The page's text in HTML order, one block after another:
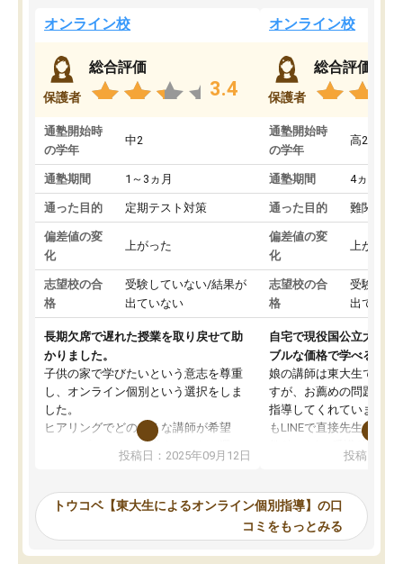
オンライン校
保護者
総合評価
3.4
通塾開始時
の学年
中2
通塾期間 1～3ヵ月
通った目的 定期テスト対策
偏差値の変
化
上がった
志望校の合
格
受験していない/結果が
出ていない
長期欠席で遅れた授業を取り戻せて助
かりました。
子供の家で学びたいという意志を尊重
し、オンライン個別という選択をしま
した。
ヒアリングでどのような講師が希望
か、オプションは付帯するかなど選ぶ
事が出来ました。
ーティングを行い、その講師で良いか
見てから講師を決定する事ができま
す。
投稿日：2025年09月12日
オンライン校
保護者
総合評価
通塾開始時
の学年
高2
通塾期間 4ヵ月～1
通った目的 難関私立
偏差値の変
化
上がった
志望校の合
格
受験して
出ていな
自宅で現役国公立大学生
ブルな価格で学べる
娘の講師は東大生では無
すが、お薦めの問題集や
指導してくれています。
もLINEで直接先生に質問
めれるので、個人に合
いなのがあり(有料)、受
ことをどんなスケジュー
くか相談したのですが、
ち期待したものではなく
投稿日：
トウコベ【東大生によるオンライン個別指導】の口
コミをもっとみる